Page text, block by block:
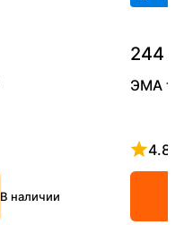
В наличии
244
ЭМА
4.8